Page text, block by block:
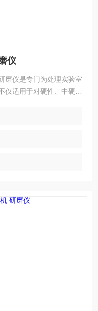
仪
磨仪是专门为处理实验室
仅适用于对硬性、中硬性
研磨包括纤维组织、骨
在内的诸多材料。